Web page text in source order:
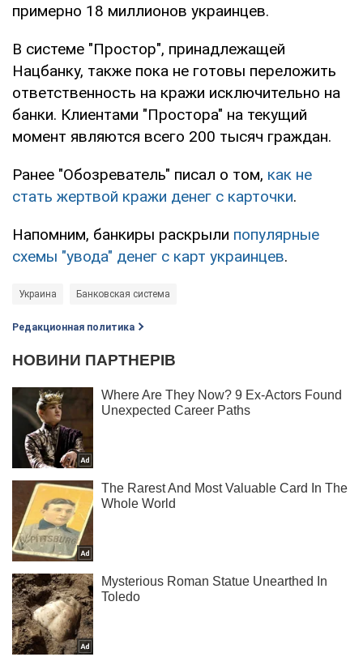
примерно 18 миллионов украинцев.
В системе "Простор", принадлежащей
Нацбанку, также пока не готовы переложить
ответственность на кражи исключительно на
банки. Клиентами "Простора" на текущий
момент являются всего 200 тысяч граждан.
Ранее "Обозреватель" писал о том, как не
стать жертвой кражи денег с карточки.
Напомним, банкиры раскрыли популярные
схемы "увода" денег с карт украинцев.
Украина Банковская система
Редакционная политика